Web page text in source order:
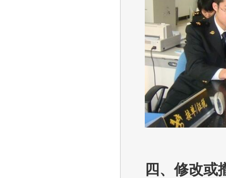
四、修改或